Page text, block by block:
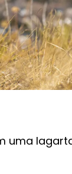
uma